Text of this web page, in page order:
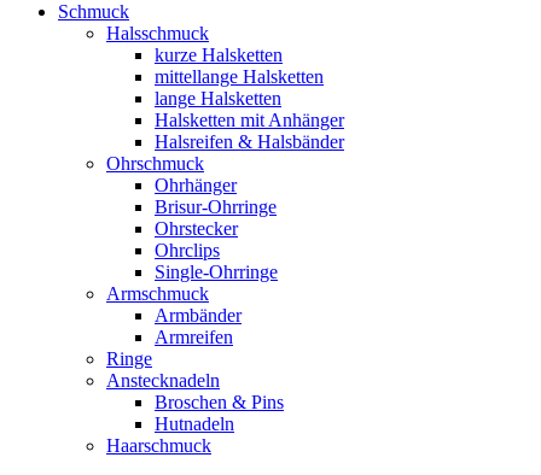
Schmuck
Halsschmuck
kurze Halsketten
mittellange Halsketten
lange Halsketten
Halsketten mit Anhänger
Halsreifen & Halsbänder
Ohrschmuck
Ohrhänger
Brisur-Ohrringe
Ohrstecker
Ohrclips
Single-Ohrringe
Armschmuck
Armbänder
Armreifen
Ringe
Anstecknadeln
Broschen & Pins
Hutnadeln
Haarschmuck